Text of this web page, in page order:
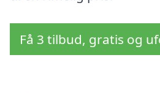
Få 3 tilbud, gratis og